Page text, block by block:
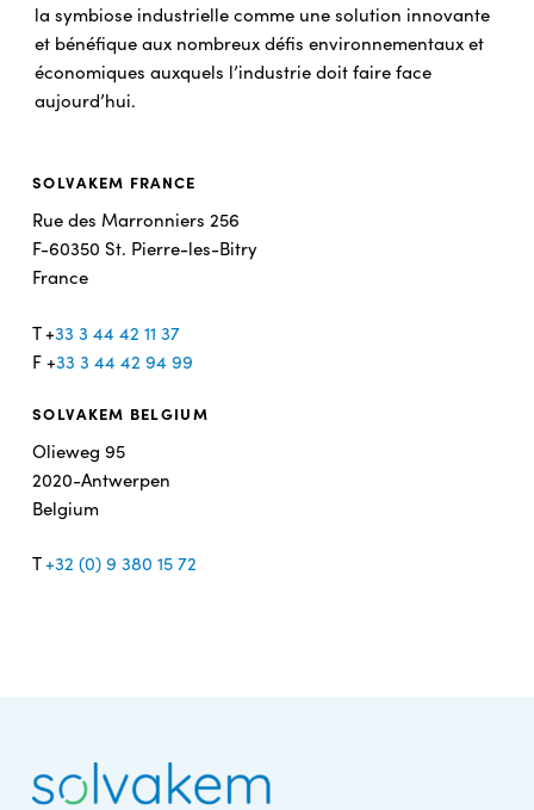
la symbiose industrielle comme une solution innovante
et bénéfique aux nombreux défis environnementaux et
économiques auxquels l’industrie doit faire face
aujourd’hui.
SOLVAKEM FRANCE
Rue des Marronniers 256
F-60350 St. Pierre-les-Bitry
France
T +33 3 44 42 11 37
F +33 3 44 42 94 99
SOLVAKEM BELGIUM
Olieweg 95
2020-Antwerpen
Belgium
T+32 (0) 9 380 15 72